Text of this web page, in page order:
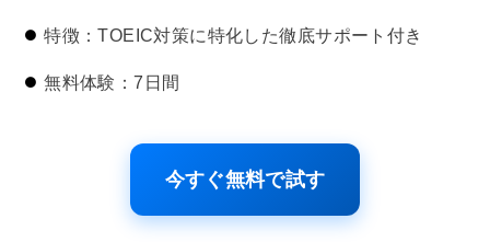
特徴：TOEIC対策に特化した徹底サポート付き
無料体験：7日間
今すぐ無料で試す